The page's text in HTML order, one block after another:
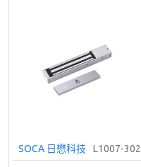
SOCA 日懋科技 L1007-302